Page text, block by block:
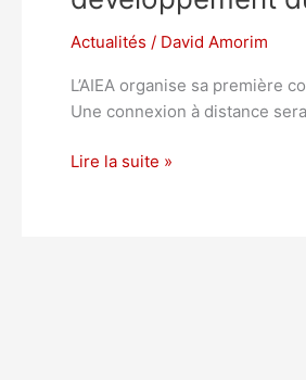
Actualités / David Amorim
L’AIEA organise sa première
Une connexion à distance
Conférence
Lire la suite »